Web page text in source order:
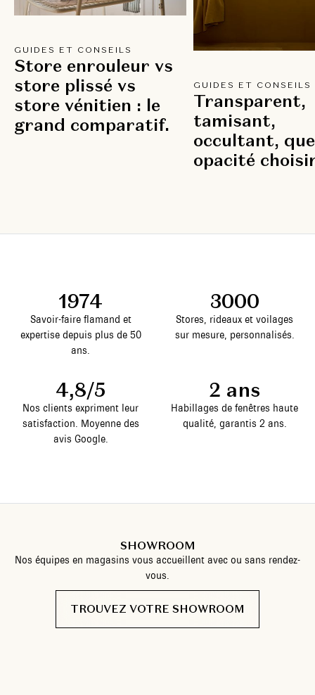
GUIDES ET CONSEILS
Store enrouleur vs
store plissé vs
store vénitien : le
grand comparatif.
GUIDES ET CONSEILS
Transparent,
tamisant,
occultant,
opacité
1974
Savoir-faire flamand et
expertise depuis plus de 50
ans.
3000
Stores, rideaux et voilages
sur mesure, personnalisés.
4,8/5
Nos clients expriment leur
satisfaction. Moyenne des
avis Google.
2 ans
Habillages de fenêtres haute
qualité, garantis 2 ans.
SHOWROOM
Nos équipes en magasins vous accueillent avec ou sans rendez-
vous.
TROUVEZ VOTRE SHOWROOM